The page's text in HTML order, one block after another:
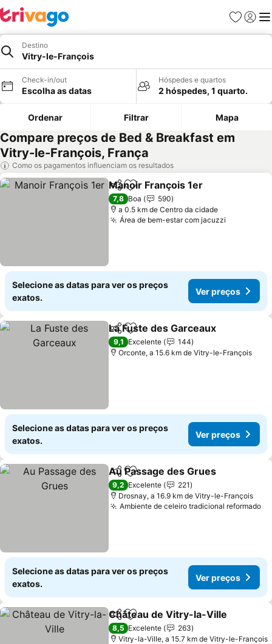
Favoritos
Iniciar
Destino
Vitry-le-François
Check-in/out
Escolha as datas
Hóspedes e quartos
2 hóspedes, 1 quarto.
Ordenar Filtrar Mapa
Compare preços de Bed & Breakfast em
Vitry-le-François, França
Como os pagamentos influenciam os resultados
PartilharAdicionar aos favoritos
Manoir François 1er
7,8 Boa
590
a 0.5 km de Centro da cidade
Área de bem-estar com jacuzzi
Selecione as datas para ver os preços
exatos.
Ver preços
PartilharAdicionar aos favoritos
La Fuste des Garceaux
9,1 Excelente
144
Orconte, a 15.6 km de Vitry-le-François
Selecione as datas para ver os preços
exatos.
Ver preços
PartilharAdicionar aos favoritos
Au Passage des Grues
9,2 Excelente
221
Drosnay, a 16.9 km de Vitry-le-François
Ambiente de celeiro tradicional reformado
Selecione as datas para ver os preços
exatos.
Ver preços
PartilharAdicionar aos favoritos
Château de Vitry-la-Ville
8,5 Excelente
263
Vitry-la-Ville, a 15.7 km de Vitry-le-François